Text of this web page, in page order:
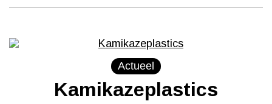
Actueel
Kamikazeplastics